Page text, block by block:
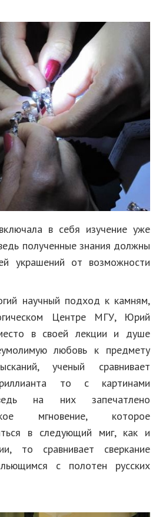
в себя изучение уже
полученные знания должны
украшений от возможности
научный подход к камням,
Центре МГУ, Юрий
в своей лекции и душе
любовь к предмету
ученый сравнивает
то с картинами
ведь на них запечатлено
мгновение, которое
в следующий миг, как и
то сравнивает сверкание
с полотен русских